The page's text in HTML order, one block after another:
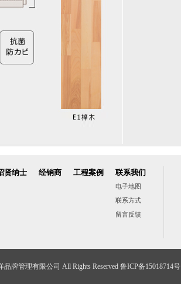
贤纳士 经销商 工程案例 联系我们
电子地图
联系方式
留言反馈
牌管理有限公司 All Rights Reserved 鲁ICP备15018714号